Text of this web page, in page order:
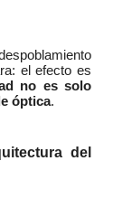
el efecto es
no es solo
óptica.
del